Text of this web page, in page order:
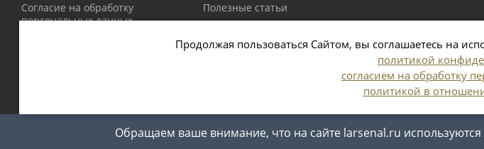
Продолжая пользоваться Сайтом, вы соглашаетесь на
политикой
согласием на обработку
политикой в
Обращаем ваше внимание, что на сайте larsenal.ru
Согласие на обработку
персональных данных
Полезные статьи